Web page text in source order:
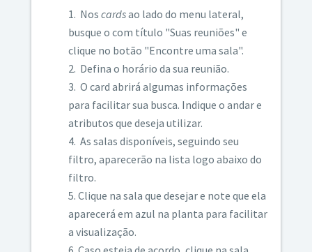
Nos cardsao lado do menu lateral,
busque o com título "Suas reuniões" e
clique no botão "Encontre uma sala".
Defina o horário da sua reunião.
O card abrirá algumas informações
para facilitar sua busca. Indique o andar e
atributos que deseja utilizar.
As salas disponíveis, seguindo seu
filtro, aparecerão na lista logo abaixo do
filtro.
Clique na sala que desejar e note que ela
aparecerá em azul na planta para facilitar
a visualização.